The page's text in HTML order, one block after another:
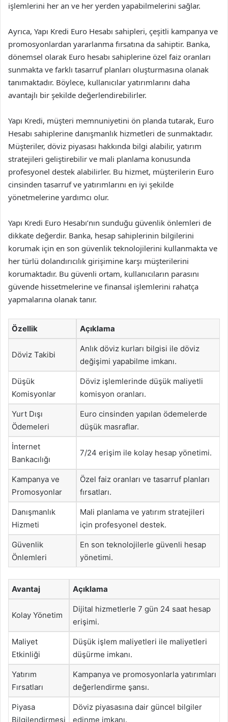
işlemlerini her an ve her yerden yapabilmelerini sağlar.
Ayrıca, Yapı Kredi Euro Hesabı sahipleri, çeşitli kampanya ve
promosyonlardan yararlanma fırsatına da sahiptir. Banka,
dönemsel olarak Euro hesabı sahiplerine özel faiz oranları
sunmakta ve farklı tasarruf planları oluşturmasına olanak
tanımaktadır. Böylece, kullanıcılar yatırımlarını daha
avantajlı bir şekilde değerlendirebilirler.
Yapı Kredi, müşteri memnuniyetini ön planda tutarak, Euro
Hesabı sahiplerine danışmanlık hizmetleri de sunmaktadır.
Müşteriler, döviz piyasası hakkında bilgi alabilir, yatırım
stratejileri geliştirebilir ve mali planlama konusunda
profesyonel destek alabilirler. Bu hizmet, müşterilerin Euro
cinsinden tasarruf ve yatırımlarını en iyi şekilde
yönetmelerine yardımcı olur.
Yapı Kredi Euro Hesabı’nın sunduğu güvenlik önlemleri de
dikkate değerdir. Banka, hesap sahiplerinin bilgilerini
korumak için en son güvenlik teknolojilerini kullanmakta ve
her türlü dolandırıcılık girişimine karşı müşterilerini
korumaktadır. Bu güvenli ortam, kullanıcıların parasını
güvende hissetmelerine ve finansal işlemlerini rahatça
yapmalarına olanak tanır.
Özellik Açıklama
Döviz Takibi
Anlık döviz kurları bilgisi ile döviz
değişimi yapabilme imkanı.
Düşük
Komisyonlar
Döviz işlemlerinde düşük maliyetli
komisyon oranları.
Yurt Dışı
Ödemeleri
Euro cinsinden yapılan ödemelerde
düşük masraflar.
İnternet
Bankacılığı
7/24 erişim ile kolay hesap yönetimi.
Kampanya ve
Promosyonlar
Özel faiz oranları ve tasarruf planları
fırsatları.
Danışmanlık
Hizmeti
Mali planlama ve yatırım stratejileri
için profesyonel destek.
Güvenlik
Önlemleri
En son teknolojilerle güvenli hesap
yönetimi.
Avantaj Açıklama
Kolay Yönetim
Dijital hizmetlerle 7 gün 24 saat hesap
erişimi.
Maliyet
Etkinliği
Düşük işlem maliyetleri ile maliyetleri
düşürme imkanı.
Yatırım
Fırsatları
Kampanya ve promosyonlarla yatırımları
değerlendirme şansı.
Piyasa
Bilgilendirmesi
Döviz piyasasına dair güncel bilgiler
edinme imkanı.